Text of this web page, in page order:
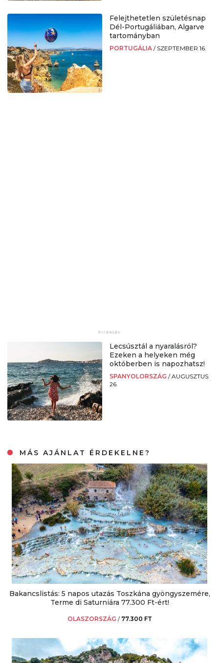
Felejthetetlen születésnap
Dél-Portugáliában, Algarve
tartományban
PORTUGÁLIA / SZEPTEMBER 16.
Lecsúsztál a nyaralásról?
Ezeken a helyeken még
októberben is napozhatsz!
SPANYOLORSZÁG /AUGUSZTUS
26.
MÁS AJÁNLAT ÉRDEKELNE?
Bakancslistás: 5 napos utazás Toszkána gyöngyszemére,
Terme di Saturniára 77.300 Ft-ért!
OLASZORSZÁG / 77.300 FT